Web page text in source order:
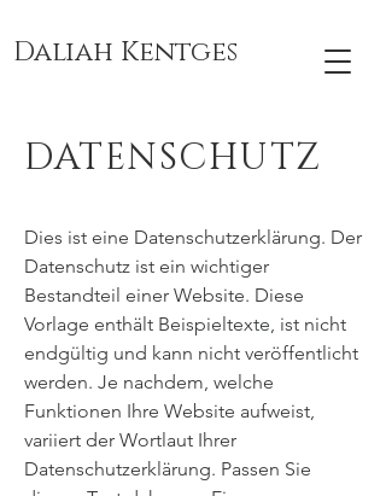
Daliah Kentges
DATENSCHUTZ
Dies ist eine Datenschutzerklärung. Der
Datenschutz ist ein wichtiger
Bestandteil einer Website. Diese
Vorlage enthält Beispieltexte, ist nicht
endgültig und kann nicht veröffentlicht
werden. Je nachdem, welche
Funktionen Ihre Website aufweist,
variiert der Wortlaut Ihrer
Datenschutzerklärung. Passen Sie